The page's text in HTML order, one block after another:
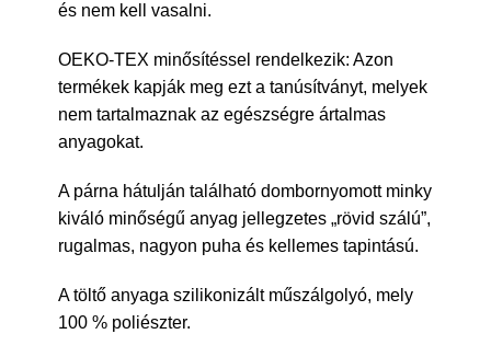
és nem kell vasalni.
OEKO-TEX minősítéssel rendelkezik: Azon
termékek kapják meg ezt a tanúsítványt, melyek
nem tartalmaznak az egészségre ártalmas
anyagokat.
A párna hátulján található dombornyomott minky
kiváló minőségű anyag jellegzetes „rövid szálú”,
rugalmas, nagyon puha és kellemes tapintású.
A töltő anyaga szilikonizált műszálgolyó, mely
100 % poliészter.